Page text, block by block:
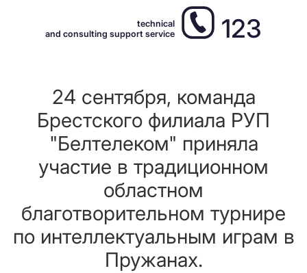
technical
and consulting support service
123
24 сентября, команда
Брестского филиала РУП
"Белтелеком" приняла
участие в традиционном
областном
благотворительном турнире
по интеллектуальным играм в
Пружанах.